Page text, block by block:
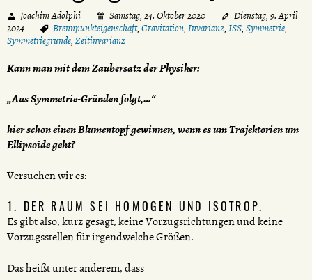
Joachim Adolphi Samstag, 24. Oktober 2020
Dienstag, 9. April
2024
Brennpunkteigenschaft, Gravitation, Invarianz, ISS, Symmetrie,
Symmetriegründe, Zeitinvarianz
Kann man mit dem Zaubersatz der Physiker:
„Aus Symmetrie-Gründen folgt,…“
hier schon einen Blumentopf gewinnen, wenn es um Trajektorien um
Ellipsoide geht?
Versuchen wir es:
1. DER RAUM SEI HOMOGEN UND ISOTROP.
Es gibt also, kurz gesagt, keine Vorzugsrichtungen und keine
Vorzugsstellen für irgendwelche Größen.
Das heißt unter anderem, dass